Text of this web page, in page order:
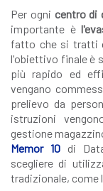
Per ogni centro di
importante è
fatto che si tratti
l'obiettivo finale è
più rapido ed
vengano
prelievo da
istruzioni
gestione
Memor 10 di
scegliere di
tradizionale, come